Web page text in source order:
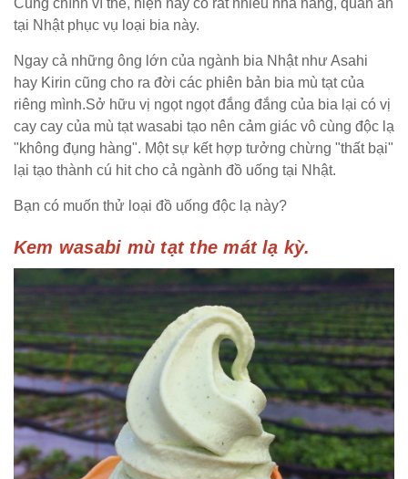
tại Nhật phục vụ loại bia này.
Ngay cả những ông lớn của ngành bia Nhật như Asahi
hay Kirin cũng cho ra đời các phiên bản bia mù tạt của
riêng mình.Sở hữu vị ngọt ngọt đắng đắng của bia lại có vị
cay cay của mù tạt wasabi tạo nên cảm giác vô cùng độc lạ
"không đụng hàng". Một sự kết hợp tưởng chừng "thất bại"
lại tạo thành cú hit cho cả ngành đồ uống tại Nhật.
Bạn có muốn thử loại đồ uống độc lạ này?
Kem wasabi mù tạt the mát lạ kỳ.